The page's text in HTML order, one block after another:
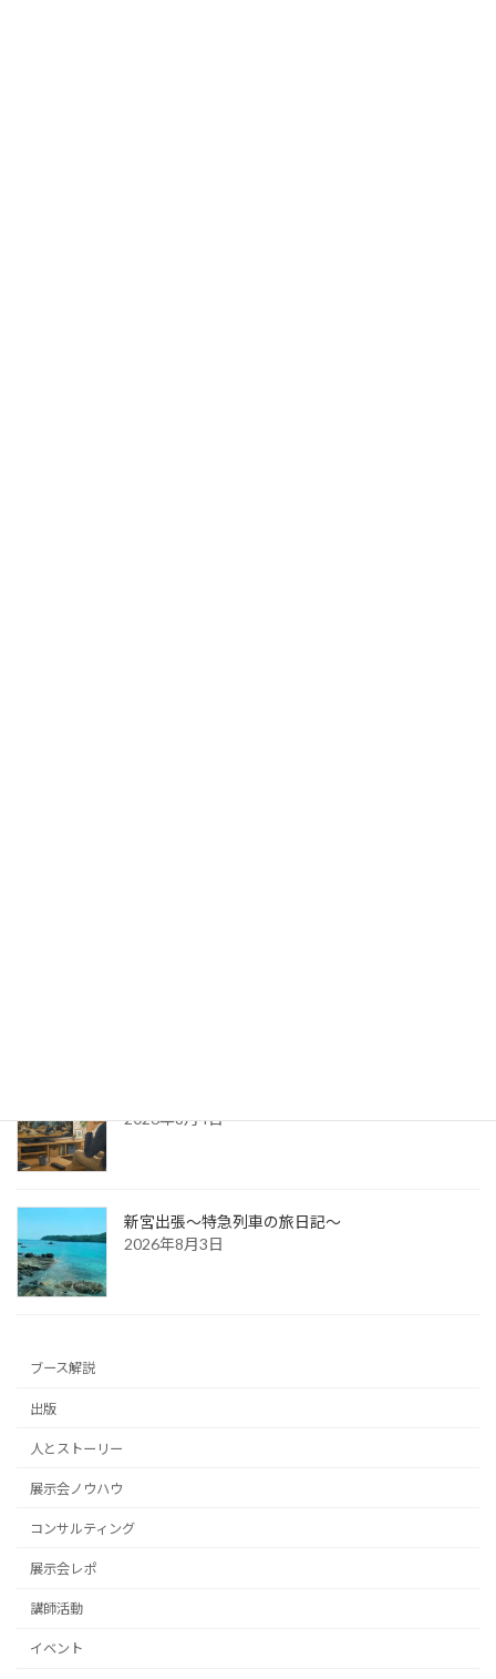
2026年8月4日
新宮出張～特急列車の旅日記～
2026年8月3日
ブース解説
出版
人とストーリー
展示会ノウハウ
コンサルティング
展示会レポ
講師活動
イベント